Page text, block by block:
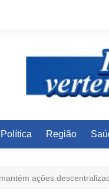
Política Região
ações